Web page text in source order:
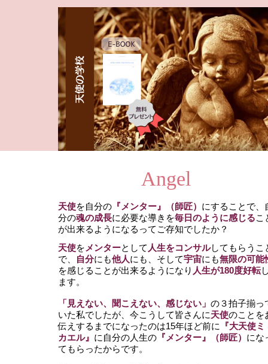
Angel
天使を自分の 『メンター』（師匠） にすることで、
分の魂の成長に必要な導きを毎日のように感じるこ
が出来る ようになるってご存知でしたか？
天使を メンターとして 人生をコンサルしてもらうこ
で、
自分にも他人にも、そして宇宙にも無限の可能
を感じることが出来るようになり 人生が180度好転
ます。
「見えない、聞こえない、感じない」 の３拍子揃っ
いた私でしたが、今こうして皆さんに天使のことを
伝えするまでになったのは15年ほど前に
『大天使ミ
カエル』 に自分の人生の 『メンター』（師匠） にな
てもらったからです。